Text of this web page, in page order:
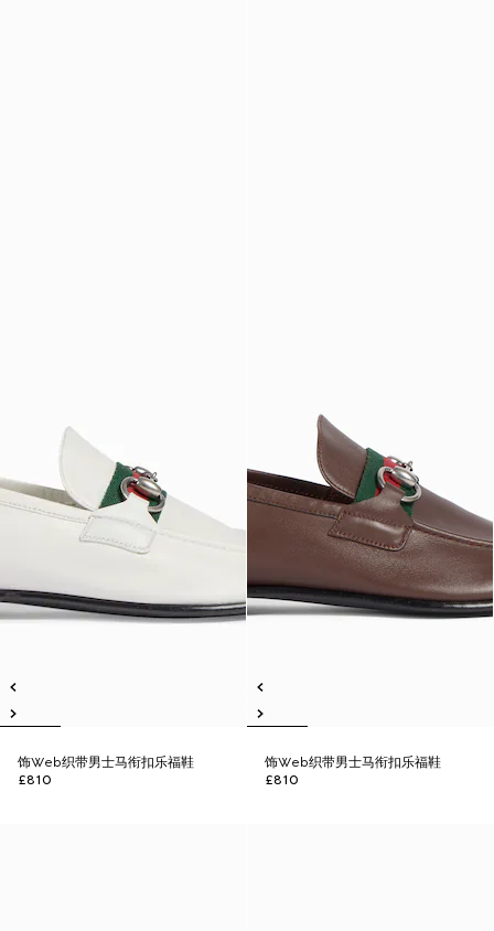
饰Web织带男士马衔扣乐福鞋
£810
饰Web织带男士马衔扣乐福鞋
£810